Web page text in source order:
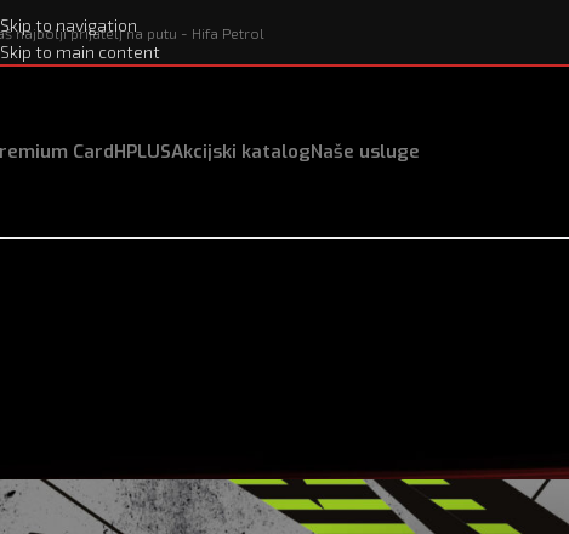
Skip to navigation
Skip to main content
najbolji prijatelj na putu - Hifa Petrol
CardHPLUSAkcijski katalogNaše usluge
Osvoji Yamaha